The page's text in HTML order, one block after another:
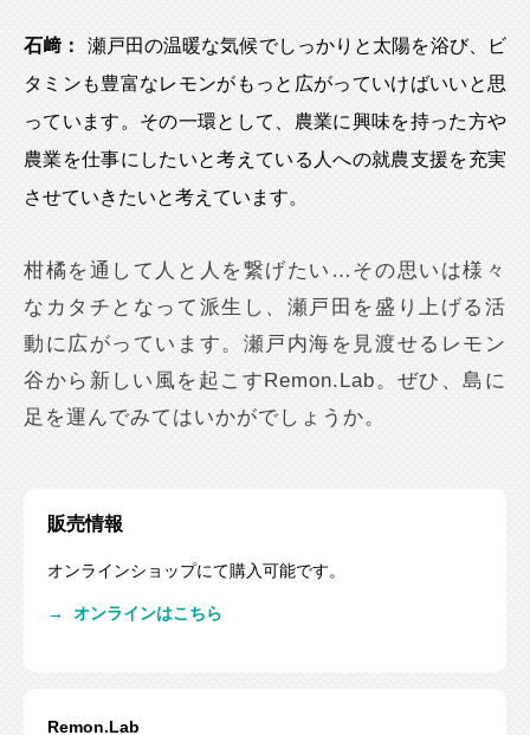
石﨑：
瀬戸田の温暖な気候でしっかりと太陽を浴び、ビ
タミンも豊富なレモンがもっと広がっていけばいいと思
っています。その一環として、農業に興味を持った方や
農業を仕事にしたいと考えている人への就農支援を充実
させていきたいと考えています。
柑橘を通して人と人を繋げたい…その思いは様々
なカタチとなって派生し、瀬戸田を盛り上げる活
動に広がっています。瀬戸内海を見渡せるレモン
谷から新しい風を起こすRemon.Lab。ぜひ、島に
足を運んでみてはいかがでしょうか。
販売情報
オンラインショップにて購入可能です。
→ オンラインはこちら
Remon.Lab